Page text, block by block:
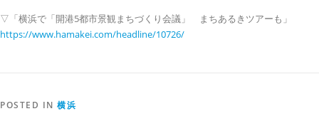
▽「横浜で「開港5都市景観まちづくり会議」 まちあるきツアーも」
https://www.hamakei.com/headline/10726/
POSTED IN 横浜